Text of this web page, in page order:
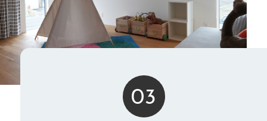
03